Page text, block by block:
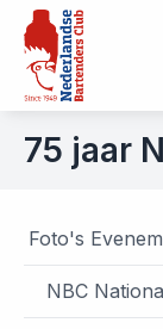
75 jaar
Foto's
NBC